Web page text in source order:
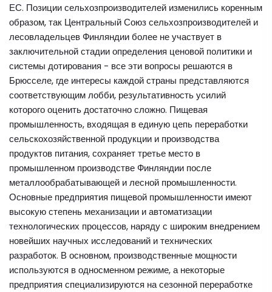
ЕС. Позиции сельхозпроизводителей изменились коренным
образом, так Центральный Союз сельхозпроизводителей и
лесовладельцев Финляндии более не участвует в
заключительной стадии определения ценовой политики и
системы дотирования - все эти вопросы решаются в
Брюсселе, где интересы каждой страны представляются
соответствующим лобби, результативность усилий
которого оценить достаточно сложно. Пищевая
промышленность, входящая в единую цепь переработки
сельскохозяйственной продукции и производства
продуктов питания, сохраняет третье место в
промышленном производстве Финляндии после
металлообрабатывающей и лесной промышленности.
Основные предприятия пищевой промышленности имеют
высокую степень механизации и автоматизации
технологических процессов, наряду с широким внедрением
новейших научных исследований и технических
разработок. В основном, производственные мощности
используются в односменном режиме, а некоторые
предприятия специализируются на сезонной переработке